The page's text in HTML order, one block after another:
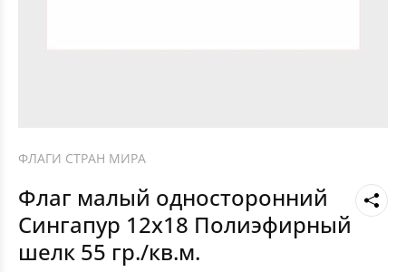
ФЛАГИ СТРАН МИРА
Флаг малый односторонний
Сингапур 12х18 Полиэфирный
шелк 55 гр./кв.м.